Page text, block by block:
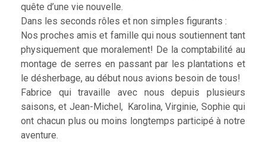
quête d’une vie nouvelle.
Dans les seconds rôles et non simples figurants :
Nos proches amis et famille qui nous soutiennent tant
physiquement que moralement! De la comptabilité au
montage de serres en passant par les plantations et
le désherbage, au début nous avions besoin de tous!
Fabrice qui travaille avec nous depuis plusieurs
saisons, et Jean-Michel, Karolina, Virginie, Sophie qui
ont chacun plus ou moins longtemps participé à notre
aventure.